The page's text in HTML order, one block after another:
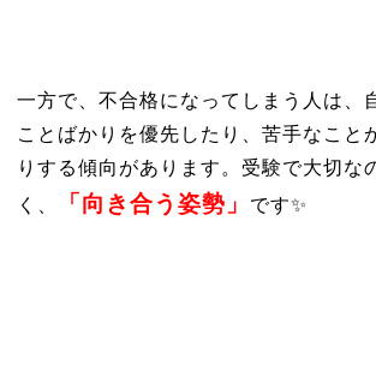
一方で、不合格になってしまう人は、
ことばかりを優先したり、苦手なこと
りする傾向があります。受験で大切な
く、
「向き合う姿勢」 です✨